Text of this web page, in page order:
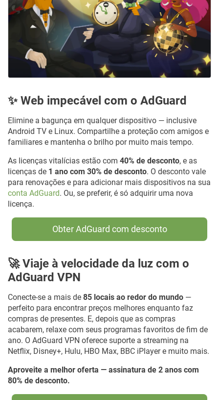
✨ Web impecável com o AdGuard
Elimine a bagunça em qualquer dispositivo — inclusive
Android TV e Linux. Compartilhe a proteção com amigos e
familiares e mantenha o brilho por muito mais tempo.
As licenças vitalícias estão com 40% de desconto, e as
licenças de 1 ano com 30% de desconto. O desconto vale
para renovações e para adicionar mais dispositivos na sua
conta AdGuard. Ou, se preferir, é só adquirir uma nova
licença.
Obter AdGuard com desconto
🚀 Viaje à velocidade da luz com o
AdGuard VPN
Conecte-se a mais de 85 locais ao redor do mundo —
perfeito para encontrar preços melhores enquanto faz
compras de presentes. E, depois que as compras
acabarem, relaxe com seus programas favoritos de fim de
ano. O AdGuard VPN oferece suporte a streaming na
Netflix, Disney+, Hulu, HBO Max, BBC iPlayer e muito mais.
Aproveite a melhor oferta — assinatura de 2 anos com
80% de desconto.